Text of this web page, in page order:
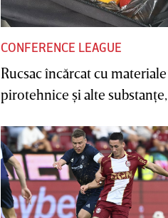
CONFERENCE LEAGUE
Rucsac încărcat cu materiale
pirotehnice şi alte substanţe,